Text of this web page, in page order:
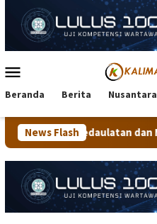
konten
Mobile
Beranda Berita Nusantara
News Flash
dan Masa Depan Anak